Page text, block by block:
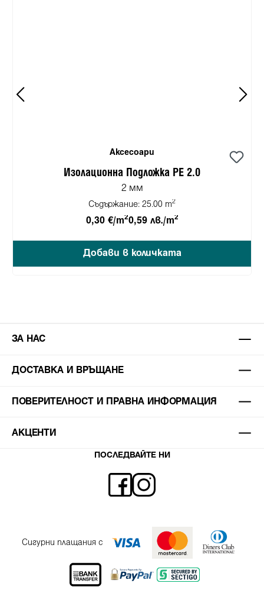
Аксесоари
Изолационна Подложка PE 2.0
2 мм
Съдържание: 25.00 m2
0,30 €/m20,59 лв./m2
Добави в количката
ЗА НАС
ДОСТАВКА И ВРЪЩАНЕ
ПОВЕРИТЕЛНОСТ И ПРАВНА ИНФОРМАЦИЯ
АКЦЕНТИ
ПОСЛЕДВАЙТЕ НИ
Сигурни плащания с